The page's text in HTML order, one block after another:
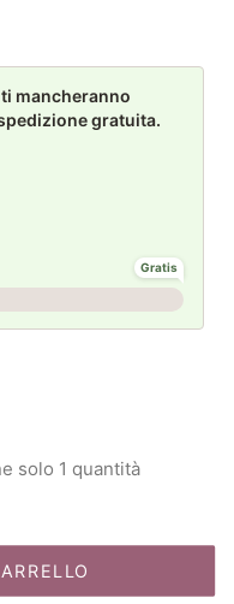
mancheranno
gratuita.
Gratis
solo 1 quantità